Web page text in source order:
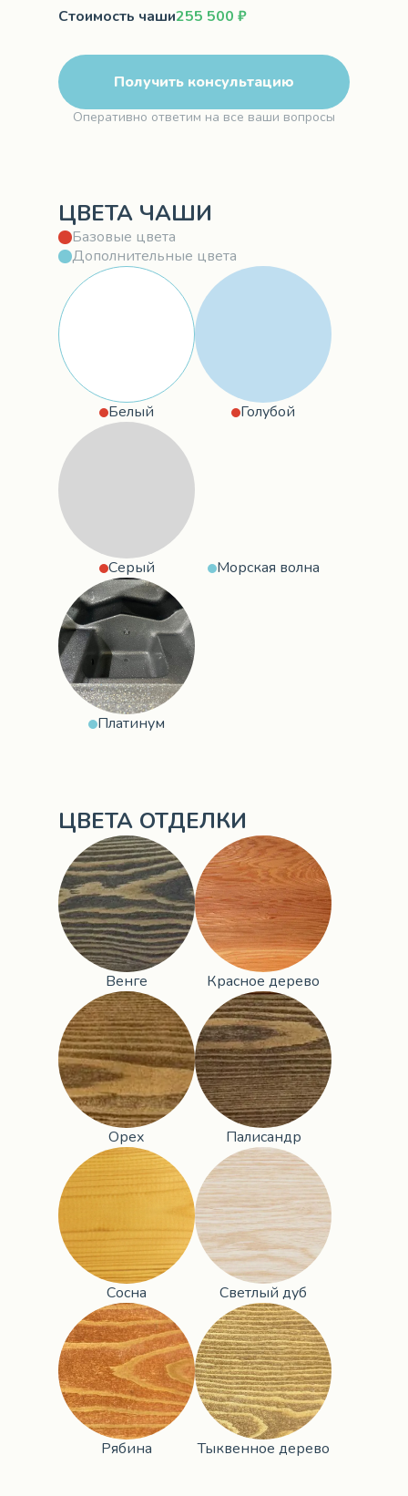
Получить консультацию
Оперативно ответим на все ваши вопросы
Стоимость чаши255 500 ₽
ЦВЕТА ЧАШИ
Базовые цвета
Дополнительные цвета
Белый Голубой
Серый Морская волна
Платинум
ЦВЕТА ОТДЕЛКИ
Венге Красное дерево
Орех Палисандр
Сосна Светлый дуб
Рябина Тыквенное дерево